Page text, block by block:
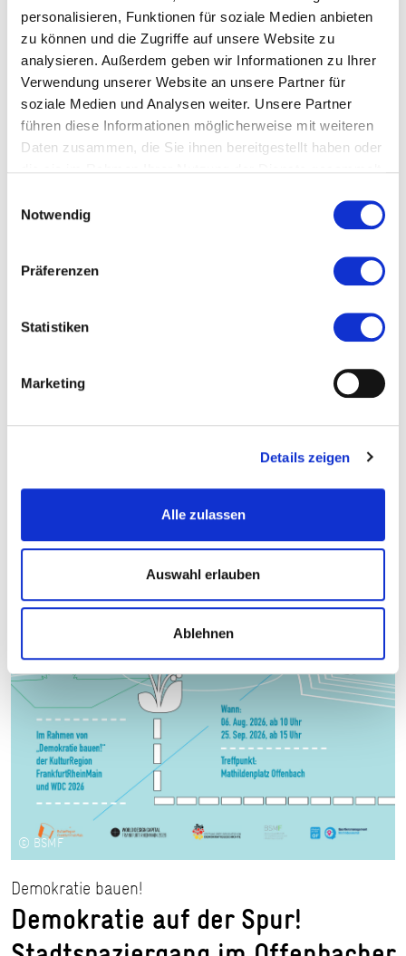
personalisieren, Funktionen für soziale Medien anbieten
zu können und die Zugriffe auf unsere Website zu
analysieren. Außerdem geben wir Informationen zu Ihrer
Verwendung unserer Website an unsere Partner für
soziale Medien und Analysen weiter. Unsere Partner
führen diese Informationen möglicherweise mit weiteren
Daten zusammen, die Sie ihnen bereitgestellt haben oder
Notwendig
Präferenzen
Statistiken
Marketing
Details zeigen
Alle zulassen
Auswahl erlauben
Ablehnen
© BSMF
Demokratie bauen!
Demokratie auf der Spur!
Stadtspaziergang im Offenbacher
Mathildenviertel
06.08.2026, 10:00 Uhr in Offenbach am Main
© BSMF
Demokratie bauen!
Demokratie auf der Spur!